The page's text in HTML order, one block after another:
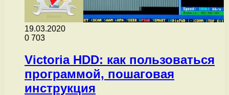
19.03.2020
0 703
Victoria HDD: как пользоваться
программой, пошаговая
инструкция